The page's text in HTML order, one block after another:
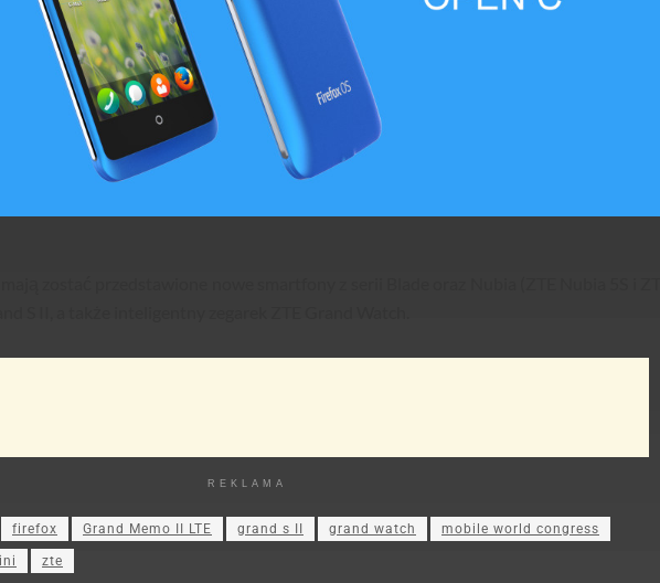
REKLAMA
firefox Grand Memo II LTE grand s II grand watch mobile world congress
zte